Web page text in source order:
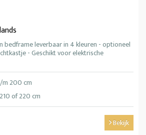
bedframe leverbaar in 4 kleuren - optioneel
- Geschikt voor elektrische
200 cm
of 220 cm
Bekijk